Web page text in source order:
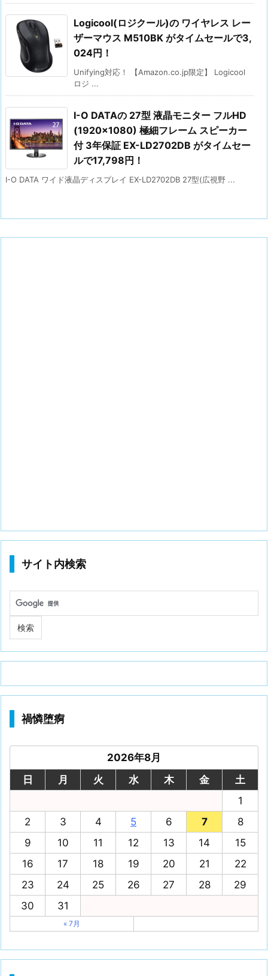
Logicool(ロジクール)の ワイヤレス レー
ザーマウス M510BK がタイムセールで3,
024円！
Unifying対応！ 【Amazon.co.jp限定】 Logicool
ロジ ...
I-O DATAの 27型 液晶モニター フルHD
(1920×1080) 極細フレーム スピーカー
付 3年保証 EX-LD2702DB がタイムセー
ルで17,798円！
I-O DATA ワイド液晶ディスプレイ EX-LD2702DB 27型(広視野 ...
サイト内検索
禍憐堕痾
2026年8月
日
月 火 水 木 金
土
1
2
3 4 5 6 7
8
9
10 11 12 13 14
15
16
17 18 19 20 21
22
23
24 25 26 27 28
29
30
31
« 7月